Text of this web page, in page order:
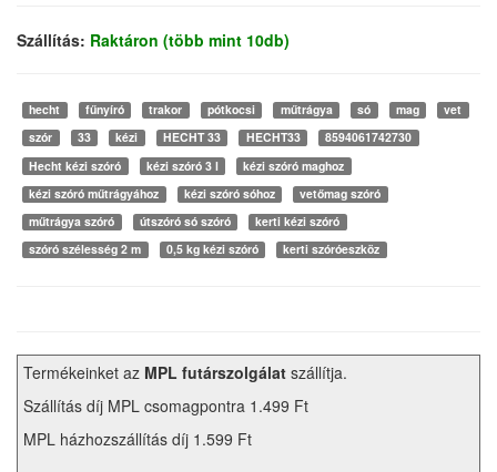
Szállítás: Raktáron (több mint 10db)
hecht fűnyíró trakor pótkocsi műtrágya só mag
vet
szór
33 kézi HECHT 33 HECHT33
8594061742730
Hecht kézi szóró
kézi szóró 3 l
kézi szóró maghoz
kézi szóró műtrágyához
kézi szóró sóhoz
vetőmag szóró
műtrágya szóró
útszóró só szóró
kerti kézi szóró
szóró szélesség 2 m
0,5 kg kézi szóró kerti szóróeszköz
Termékeinket az MPL futárszolgálat szállítja.
Szállítás díj MPL csomagpontra 1.499 Ft
MPL házhozszállítás díj 1.599 Ft